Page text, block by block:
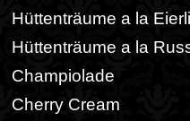
Hüttenträume a la
Hüttenträume a la
Champiolade
Cherry Cream